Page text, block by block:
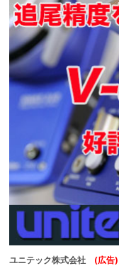
ユニテック株式会社 (広告)